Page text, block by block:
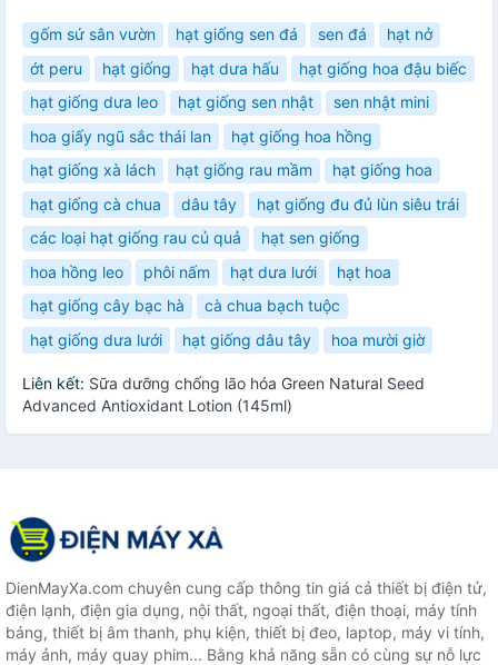
gốm sứ sân vườn hạt giống sen đá sen đá
hạt nở
ớt peru
hạt giống hạt dưa hấu
hạt giống hoa đậu biếc
hạt giống dưa leo
hạt giống sen nhật
sen nhật mini
hoa giấy ngũ sắc thái lan
hạt giống hoa hồng
hạt giống xà lách
hạt giống rau mầm
hạt giống hoa
hạt giống cà chua
dâu tây
hạt giống đu đủ lùn siêu trái
các loại hạt giống rau củ quả
hạt sen giống
hoa hồng leo
phôi nấm hạt dưa lưới
hạt hoa
hạt giống cây bạc hà
cà chua bạch tuộc
hạt giống dưa lưới
hạt giống dâu tây hoa mười giờ
Liên kết: Sữa dưỡng chống lão hóa Green Natural Seed
Advanced Antioxidant Lotion (145ml)
DienMayXa.com chuyên cung cấp thông tin giá cả thiết bị điện tử,
điện lạnh, điện gia dụng, nội thất, ngoại thất, điện thoại, máy tính
bảng, thiết bị âm thanh, phụ kiện, thiết bị đeo, laptop, máy vi tính,
máy ảnh, máy quay phim... Bằng khả năng sẵn có cùng sự nỗ lực